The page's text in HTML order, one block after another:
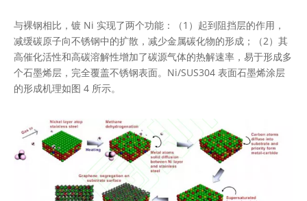
与裸钢相比，镀 Ni 实现了两个功能：（1）起到阻挡层的作用，
减缓碳原子向不锈钢中的扩散，减少金属碳化物的形成；（2）其
高催化活性和高碳溶解性增加了碳源气体的热解速率，易于形成多
个石墨烯层，完全覆盖不锈钢表面。Ni/SUS304 表面石墨烯涂层
的形成机理如图 4 所示。